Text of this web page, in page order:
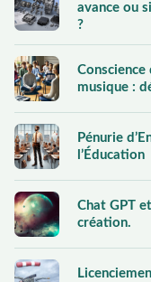
avance ou
?
Conscience
musique :
Pénurie
l’Éducation
Chat GPT
création.